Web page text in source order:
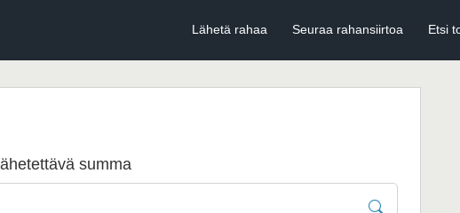
Lähetä rahaa Seuraa rahansiirtoa Etsi
summa